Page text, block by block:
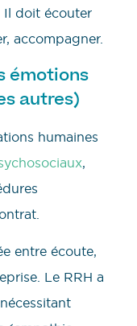
Il doit écouter
accompagner.
émotions
autres)
humaines
,
entre écoute,
Le RRH a